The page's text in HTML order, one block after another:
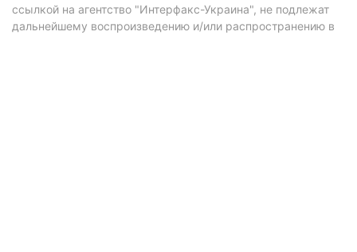
ссылкой на агентство "Интерфакс-Украина", не подлежат
дальнейшему воспроизведению и/или распространению в